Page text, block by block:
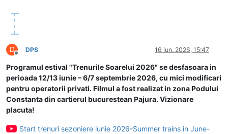
D
Deconectat
DPS 16 iun. 2026, 15:47
Programul estival "Trenurile Soarelui 2026" se desfasoara in
perioada 12/13 iunie – 6/7 septembrie 2026, cu mici modificari
pentru operatorii privati. Filmul a fost realizat in zona Podului
Constanta din cartierul bucurestean Pajura. Vizionare
placuta!
Start trenuri sezoniere iunie 2026-Summer trains in June-